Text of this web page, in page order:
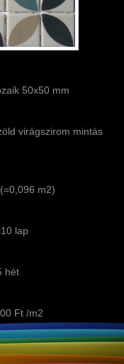
50x50 mm
virágszirom mintás
m2)
lap
hét
Ft /m2